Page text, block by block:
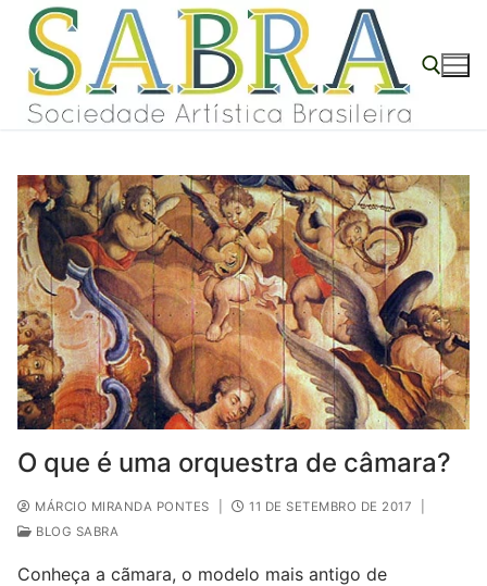
Pular
para
conteúdo
O que é uma orquestra de câmara?
MÁRCIO MIRANDA PONTES 11 DE SETEMBRO DE 2017
BLOG SABRA
Conheça a cãmara, o modelo mais antigo de